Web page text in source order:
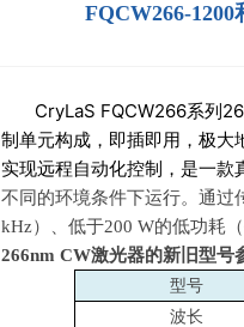
FQCW266-
CryLaS FQCW266系列
制单元构成，即插即用，极
实现远程自动化控制，是一款
不同的环境条件下运行。通过
kHz）、低于200 W的低功耗
266nm CW激光器的新旧型号
型号
波长